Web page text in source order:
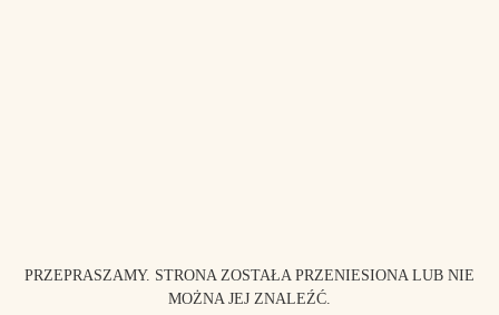
PRZEPRASZAMY. STRONA ZOSTAŁA PRZENIESIONA LUB NIE
MOŻNA JEJ ZNALEŹĆ.